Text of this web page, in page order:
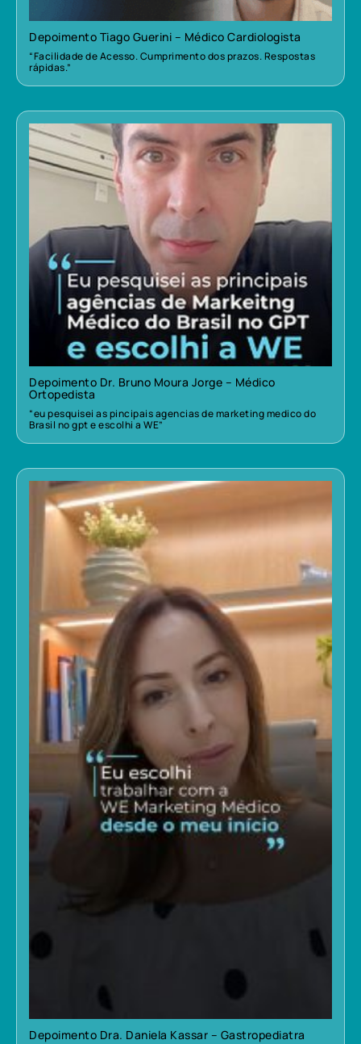
Depoimento Tiago Guerini – Médico Cardiologista
“Facilidade de Acesso. Cumprimento dos prazos. Respostas
rápidas.”
Depoimento Dr. Bruno Moura Jorge – Médico
Ortopedista
“eu pesquisei as pincipais agencias de marketing medico do
Brasil no gpt e escolhi a WE”
Depoimento Dra. Daniela Kassar – Gastropediatra